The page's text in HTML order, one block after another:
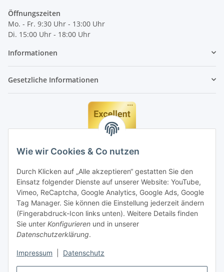
Wie wir Cookies & Co nutzen
Durch Klicken auf „Alle akzeptieren“ gestatten Sie den
Einsatz folgender Dienste auf unserer Website: YouTube,
Vimeo, ReCaptcha, Google Analytics, Google Ads, Google
Tag Manager. Sie können die Einstellung jederzeit ändern
(Fingerabdruck-Icon links unten). Weitere Details finden
Sie unter Konfigurieren und in unserer
Datenschutzerklärung.
Impressum Datenschutz
Öffnungszeiten
Mo. - Fr. 9:30 Uhr - 13:00 Uhr
Di. 15:00 Uhr - 18:00 Uhr
Informationen
Gesetzliche Informationen
Vertrag widerrufen